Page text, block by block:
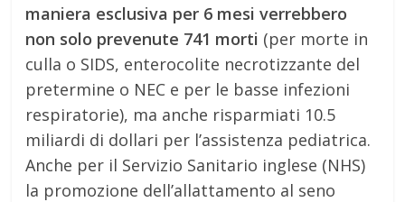
maniera esclusiva per 6 mesi verrebbero
non solo prevenute 741 morti (per morte in
culla o SIDS, enterocolite necrotizzante del
pretermine o NEC e per le basse infezioni
respiratorie), ma anche risparmiati 10.5
miliardi di dollari per l’assistenza pediatrica.
Anche per il Servizio Sanitario inglese (NHS)
la promozione dell’allattamento al seno